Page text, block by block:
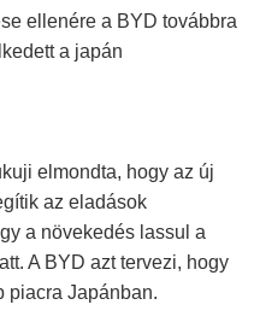
ellenére a BYD továbbra
a japán
elmondta, hogy az új
az eladások
a növekedés lassul a
A BYD azt tervezi, hogy
​​piacra Japánban.